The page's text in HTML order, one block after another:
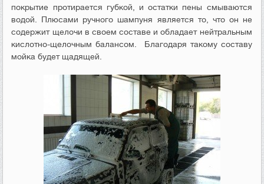
покрытие протирается губкой, и остатки пены смываются
водой. Плюсами ручного шампуня является то, что он не
содержит щелочи в своем составе и обладает нейтральным
кислотно-щелочным балансом. Благодаря такому составу
мойка будет щадящей.